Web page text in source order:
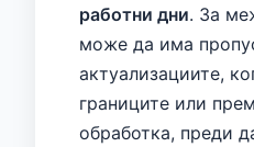
работни дни. За
може да има
актуализациите,
границите или
обработка, преди